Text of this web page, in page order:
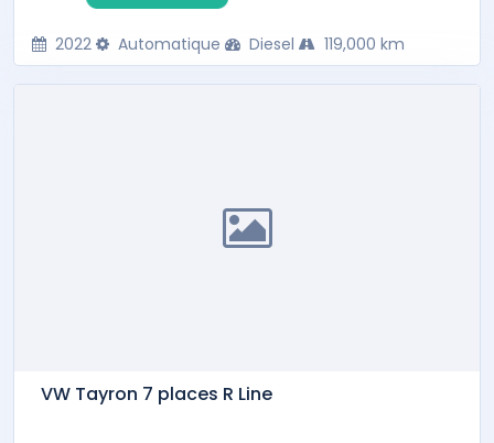
2022 Automatique Diesel 119,000 km
VW Tayron 7 places R Line